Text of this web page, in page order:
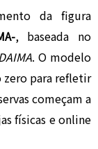
da figura
, baseada no
. O modelo
zero para refletir
começam a
físicas e online